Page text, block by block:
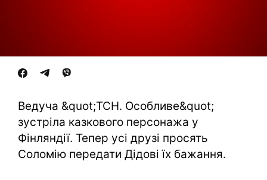
Ведуча &quot;ТСН. Особливе&quot;
зустріла казкового персонажа у
Фінляндії. Тепер усі друзі просять
Соломію передати Дідові їх бажання.